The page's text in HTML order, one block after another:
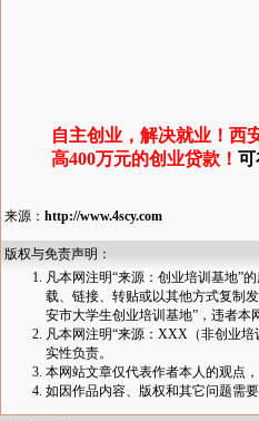
自主创业，解决就业！西
高400万元的创业贷款！ 可
来源： http://www.4scy.com
版权与免责声明：
凡本网注明“来源：创业培训基地”
载、链接、转贴或以其他方式复制
安市大学生创业培训基地”，违者本
凡本网注明“来源：XXX（非创业
实性负责。
本网站文章仅代表作者本人的观点
如因作品内容、版权和其它问题需